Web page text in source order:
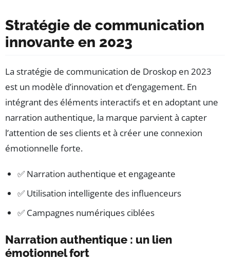
Stratégie de communication
innovante en 2023
La stratégie de communication de Droskop en 2023
est un modèle d’innovation et d’engagement. En
intégrant des éléments interactifs et en adoptant une
narration authentique, la marque parvient à capter
l’attention de ses clients et à créer une connexion
émotionnelle forte.
✅ Narration authentique et engageante
✅ Utilisation intelligente des influenceurs
✅ Campagnes numériques ciblées
Narration authentique : un lien
émotionnel fort